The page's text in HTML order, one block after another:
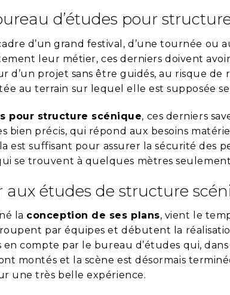
d’études pour
d’un grand festival, d’une tournée ou
leur métier, ces derniers doivent
projet sans être guidés, au risque de
au terrain sur lequel elle est supposée
pour structure scénique, ces derniers
bien précis, qui répond aux besoins
est suffisant pour assurer la sécurité des
se trouvent à quelques mètres
études de structure
la conception de ses plans, vient le
par équipes et débutent la
compte par le bureau d’études qui, dans
montés et la scène est désormais
une très belle expérience.